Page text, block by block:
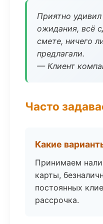
Приятно
ожидания, всё
смете, ничего
предлагали.
— Клиент
Часто
Какие
Принимаем
карты,
постоянных
рассрочка.